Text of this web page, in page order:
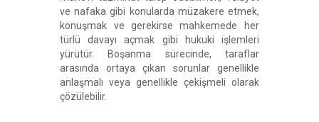
ve nafaka gibi konularda müzakere etmek,
konuşmak ve gerekirse mahkemede her
türlü davayı açmak gibi hukuki işlemleri
yürütür. Boşanma sürecinde, taraflar
arasında ortaya çıkan sorunlar genellikle
anlaşmalı veya genellikle çekişmeli olarak
çözülebilir.